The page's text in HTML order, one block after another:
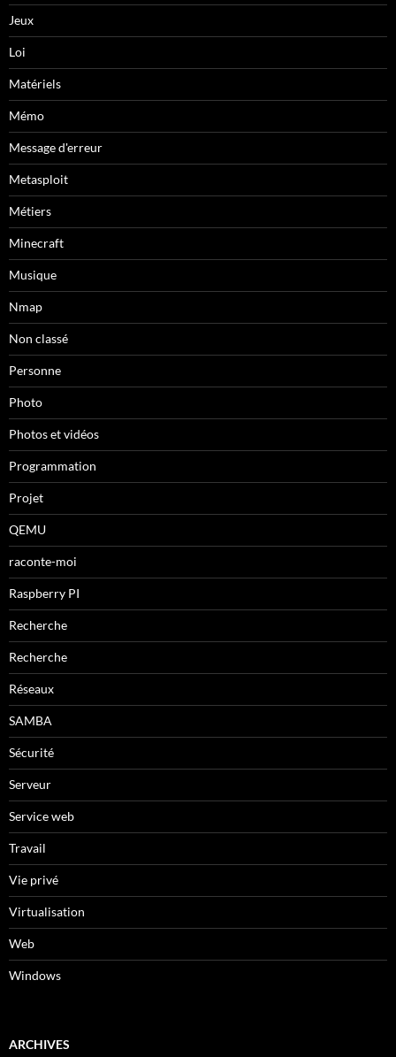
Jeux
Loi
Matériels
Mémo
Message d'erreur
Metasploit
Métiers
Minecraft
Musique
Nmap
Non classé
Personne
Photo
Photos et vidéos
Programmation
Projet
QEMU
raconte-moi
Raspberry PI
Recherche
Recherche
Réseaux
SAMBA
Sécurité
Serveur
Service web
Travail
Vie privé
Virtualisation
Web
Windows
ARCHIVES